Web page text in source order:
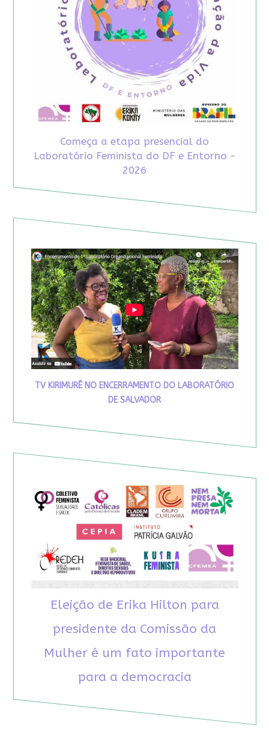
Começa a etapa presencial do
Laboratório Feminista do DF e Entorno -
2026
TV KIRIMURÊ NO ENCERRAMENTO DO LABORATÓRIO
DE SALVADOR
Eleição de Erika Hilton para
presidente da Comissão da
Mulher é um fato importante
para a democracia